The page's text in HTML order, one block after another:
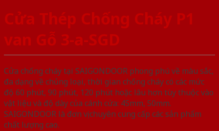
Cửa Thép Chống Cháy P1
van Gỗ 3-a-SGD
Cửa chống cháy tại SAIGONDOOR phong phú về màu sắc,
đa dạng về chủng loại, thời gian chống cháy có các mức
độ 60 phút, 90 phút, 120 phút hoặc lâu hơn tùy thuộc vào
vật liệu và độ dày của cánh cửa: 45mm, 50mm.
SAIGONDOOR là đơn vị chuyên cung cấp các sản phẩm
chất lượng cao.